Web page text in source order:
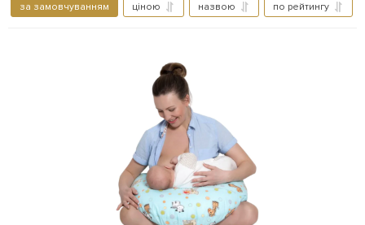
за замовчуванням ціною назвою по рейтингу